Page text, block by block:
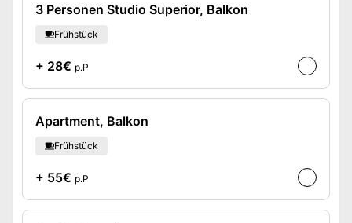
3 Personen Studio Superior, Balkon
Frühstück
+ 28€ p.P
Apartment, Balkon
Frühstück
+ 55€ p.P